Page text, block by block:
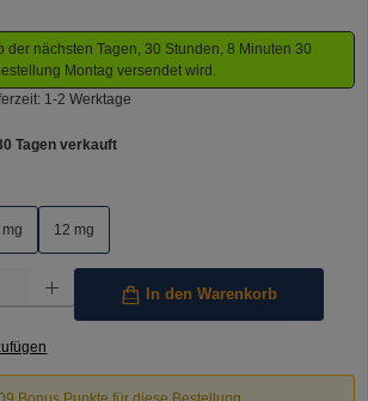
der nächsten Tagen, 30 Stunden, 8 Minuten 30
Montag versendet wird.
1-2 Werktage
Tagen verkauft
12 mg
In den Warenkorb